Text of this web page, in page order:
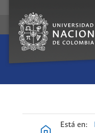
Está en: